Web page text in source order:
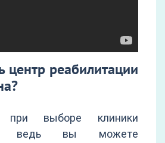
центр реабилитации
при выборе клиники
ведь вы можете